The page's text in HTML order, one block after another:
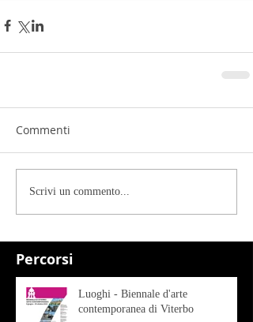
Percorsi
Commenti
Scrivi un commento...
Luoghi - Biennale d'arte
contemporanea di Viterbo